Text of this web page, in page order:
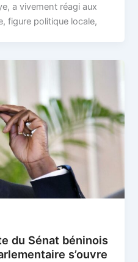
a vivement réagi aux
figure politique locale,
du Sénat béninois
s’ouvre